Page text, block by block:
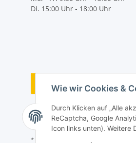
Wie wir Cookies &
Durch Klicken auf „Alle
ReCaptcha, Google
Icon links unten). Weitere
Di. 15:00 Uhr - 18:00 Uhr
Vertrag widerrufen
* Alle Preise inkl. gesetzlicher MwSt.,